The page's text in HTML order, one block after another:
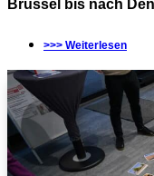
Brüssel bis nach
>>> Weiterlesen